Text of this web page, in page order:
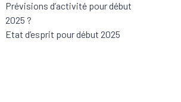
Prévisions d’activité pour début
2025 ?
Etat d’esprit pour début 2025